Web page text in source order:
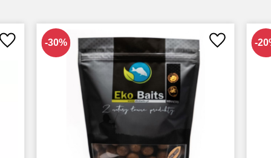
30% Lägg till i 20
Lägg till i favoriter